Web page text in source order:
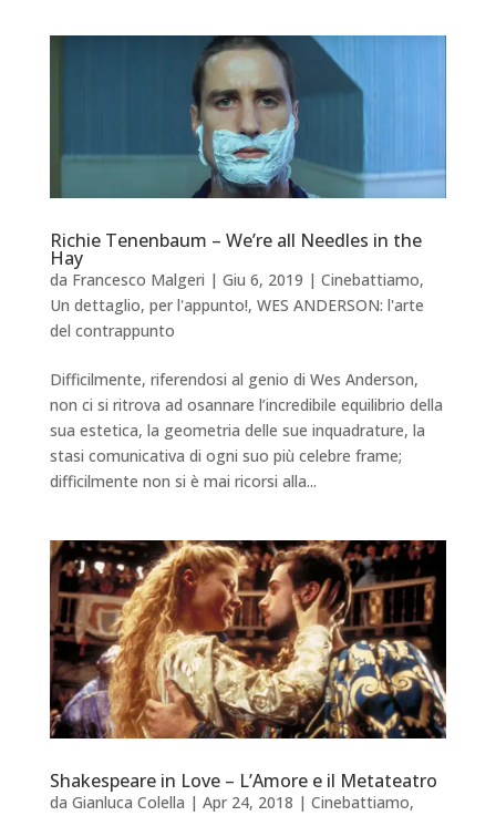
Richie Tenenbaum – We’re all Needles in the
Hay
da Francesco Malgeri | Giu 6, 2019 | Cinebattiamo,
Un dettaglio, per l'appunto!, WES ANDERSON: l'arte
del contrappunto
Difficilmente, riferendosi al genio di Wes Anderson,
non ci si ritrova ad osannare l’incredibile equilibrio della
sua estetica, la geometria delle sue inquadrature, la
stasi comunicativa di ogni suo più celebre frame;
difficilmente non si è mai ricorsi alla...
Shakespeare in Love – L’Amore e il Metateatro
da Gianluca Colella | Apr 24, 2018 | Cinebattiamo,